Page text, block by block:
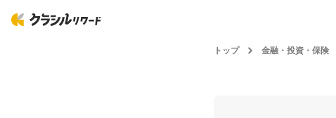
トップ 金融・投資・保険